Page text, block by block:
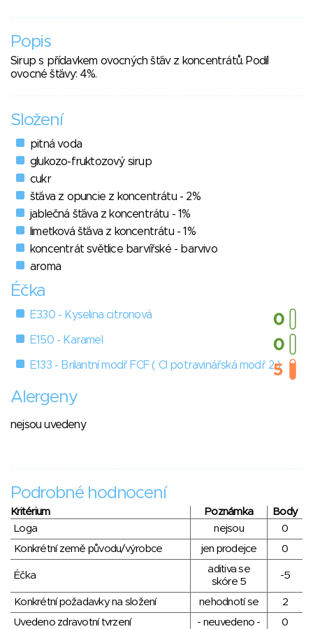
Popis
Sirup s přídavkem ovocných šťáv z koncentrátů. Podíl
ovocné šťávy: 4%.
Složení
pitná voda
glukozo-fruktozový sirup
cukr
šťáva z opuncie z koncentrátu - 2%
jablečná šťáva z koncentrátu - 1%
limetková šťáva z koncentrátu - 1%
koncentrát světlice barvířské - barvivo
aroma
Éčka
E330 - Kyselina citronová
E150 - Karamel
E133 - Brilantní modř FCF ( Cl potravinářská modř 2 )
Alergeny
nejsou uvedeny
Podrobné hodnocení
Kritérium Poznámka
Body
Loga
nejsou
0
Konkrétní země původu/výrobce
jen prodejce 0
Éčka
aditiva se
skóre 5
-5
Konkrétní požadavky na složení nehodnotí se
2
Uvedeno zdravotní tvrzení
- neuvedeno -
0